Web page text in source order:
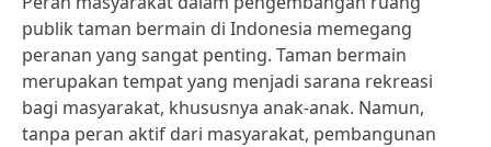
publik taman bermain di Indonesia memegang
peranan yang sangat penting. Taman bermain
merupakan tempat yang menjadi sarana rekreasi
bagi masyarakat, khususnya anak-anak. Namun,
tanpa peran aktif dari masyarakat, pembangunan